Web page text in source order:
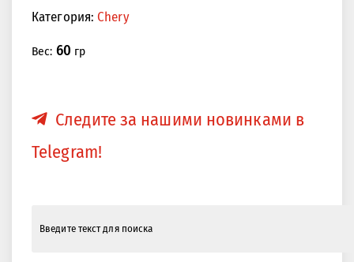
Категория:Chery
Вес: 60 гр
Следите за нашими новинками в
Telegram!